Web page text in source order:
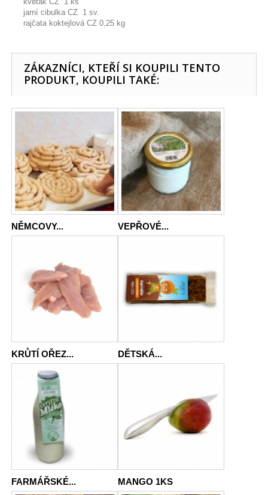
jarní cibulka CZ 1 sv.
rajčata koktejlová CZ 0,25 kg
ZÁKAZNÍCI, KTEŘÍ SI KOUPILI TENTO
PRODUKT, KOUPILI TAKÉ:
NĚMCOVY... VEPŘOVÉ...
KRŮTÍ OŘEZ... DĚTSKÁ...
FARMÁŘSKÉ... MANGO 1KS